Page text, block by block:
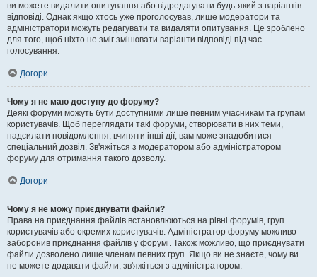
ви можете видалити опитування або відредагувати будь-який з варіантів
відповіді. Однак якщо хтось уже проголосував, лише модератори та
адміністратори можуть редагувати та видаляти опитування. Це зроблено
для того, щоб ніхто не зміг змінювати варіанти відповіді під час
голосування.
Догори
Чому я не маю доступу до форуму?
Деякі форуми можуть бути доступними лише певним учасникам та групам
користувачів. Щоб переглядати такі форуми, створювати в них теми,
надсилати повідомлення, вчиняти інші дії, вам може знадобитися
спеціальний дозвіл. Зв'яжіться з модератором або адміністратором
форуму для отримання такого дозволу.
Догори
Чому я не можу приєднувати файли?
Права на приєднання файлів встановлюються на рівні форумів, груп
користувачів або окремих користувачів. Адміністратор форуму можливо
заборонив приєднання файлів у форумі. Також можливо, що приєднувати
файли дозволено лише членам певних груп. Якщо ви не знаєте, чому ви
не можете додавати файли, зв'яжіться з адміністратором.